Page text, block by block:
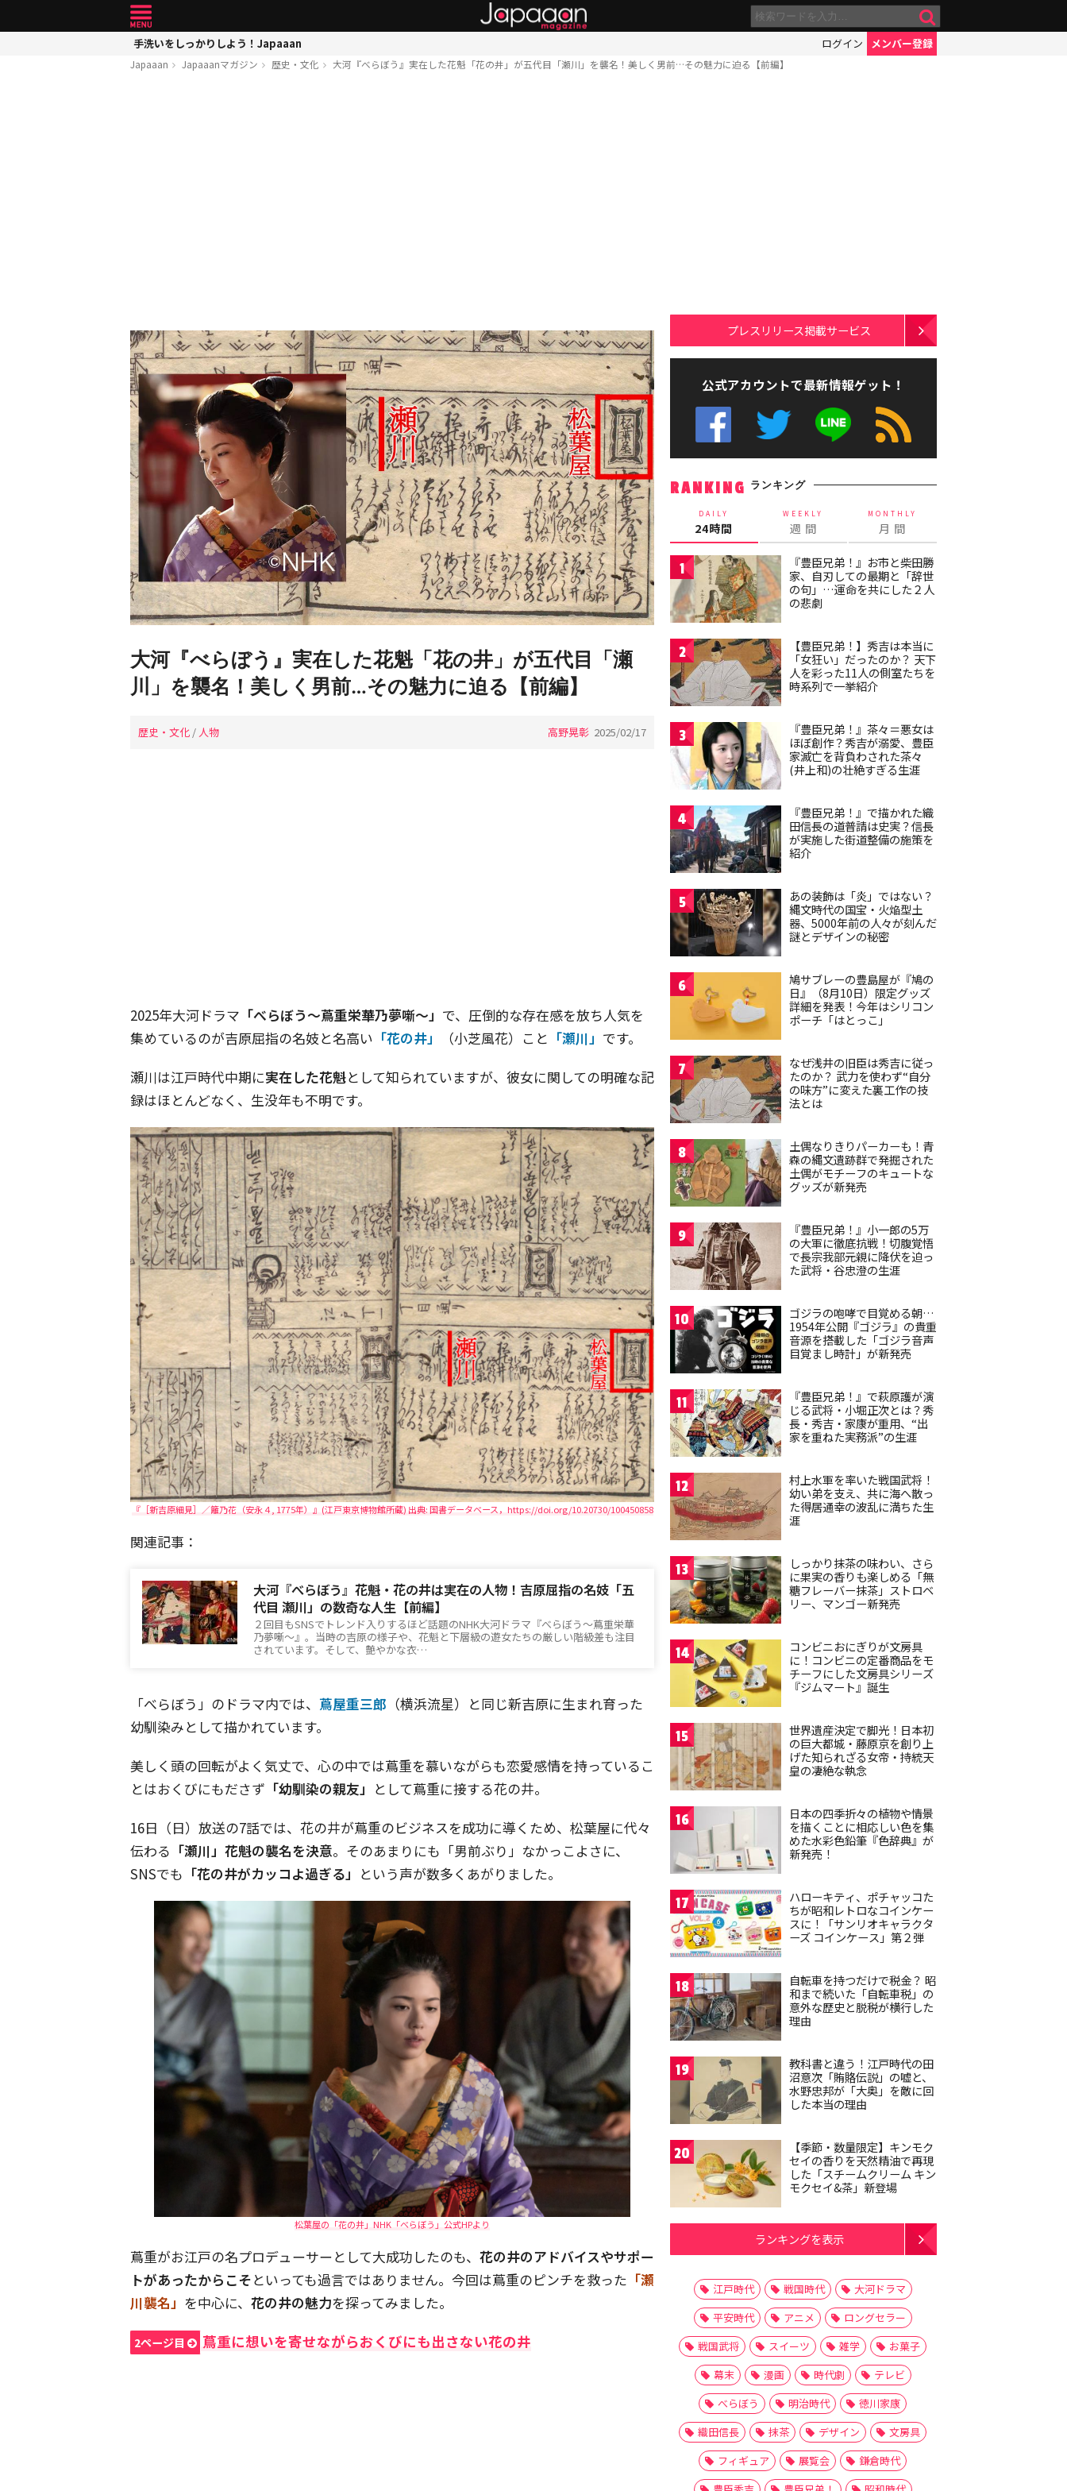
手洗いをしっかりしよう！Japaaan ログイン メンバー登録
Japaaan Japaaanマガジン 歴史・文化 大河『べらぼう』実在した花魁「花の井」が五代目「瀬川」を襲名！美しく男前…その魅力に迫る【前編】
大河『べらぼう』実在した花魁「花の井」が五代目「瀬
川」を襲名！美しく男前…その魅力に迫る【前編】
歴史・文化 / 人物 高野晃彰 2025/02/17
2025年大河ドラマ 「べらぼう〜蔦重栄華乃夢噺〜」 で、圧倒的な存在感を放ち人気を
集めているのが吉原屈指の名妓と名高い 「花の井」 （小芝風花）こと 「瀬川」 です。
瀬川は江戸時代中期に実在した花魁として知られていますが、彼女に関しての明確な記
録はほとんどなく、生没年も不明です。
『［新吉原細見］／籬乃花（安永４, 1775年）』(江戸東京博物館所蔵) 出典: 国書データベース，https://doi.org/10.20730/100450858
関連記事：
大河『べらぼう』花魁・花の井は実在の人物！吉原屈指の名妓「五
代目 瀬川」の数奇な人生【前編】
２回目もSNSでトレンド入りするほど話題のNHK大河ドラマ『べらぼう～蔦重栄華
乃夢噺～』。当時の吉原の様子や、花魁と下層級の遊女たちの厳しい階級差も注目
されています。そして、艶やかな衣…
「べらぼう」のドラマ内では、 蔦屋重三郎 （横浜流星）と同じ新吉原に生まれ育った
幼馴染みとして描かれています。
美しく頭の回転がよく気丈で、心の中では蔦重を慕いながらも恋愛感情を持っているこ
とはおくびにもださず 「幼馴染の親友」 として蔦重に接する花の井。
16日（日）放送の7話では、花の井が蔦重のビジネスを成功に導くため、松葉屋に代々
伝わる 「瀬川」花魁の襲名を決意。そのあまりにも「男前ぶり」なかっこよさに、
SNSでも 「花の井がカッコよ過ぎる」 という声が数多くあがりました。
松葉屋の「花の井」NHK「べらぼう」公式HPより
蔦重がお江戸の名プロデューサーとして大成功したのも、 花の井のアドバイスやサポー
トがあったからこそといっても過言ではありません。今回は蔦重のピンチを救った 「瀬
川襲名」 を中心に、 花の井の魅力を探ってみました。
2ページ目 蔦重に想いを寄せながらおくびにも出さない花の井
プレスリリース掲載サービス
公式アカウントで最新情報ゲット！
RANKING ランキング
DAILY
24時間
WEEKLY
週 間
MONTHLY
月 間
1
『豊臣兄弟！』お市と柴田勝
家、自刃しての最期と「辞世
の句」…運命を共にした２人
の悲劇
2
【豊臣兄弟！】秀吉は本当に
「女狂い」だったのか？ 天下
人を彩った11人の側室たちを
時系列で一挙紹介
3
『豊臣兄弟！』茶々＝悪女は
ほぼ創作？秀吉が溺愛、豊臣
家滅亡を背負わされた茶々
(井上和)の壮絶すぎる生涯
4
『豊臣兄弟！』で描かれた織
田信長の道普請は史実？信長
が実施した街道整備の施策を
紹介
5
あの装飾は「炎」ではない？
縄文時代の国宝・火焔型土
器、5000年前の人々が刻んだ
謎とデザインの秘密
6
鳩サブレーの豊島屋が『鳩の
日』（8月10日）限定グッズ
詳細を発表！今年はシリコン
ポーチ「はとっこ」
7
なぜ浅井の旧臣は秀吉に従っ
たのか？ 武力を使わず“自分
の味方”に変えた裏工作の技
法とは
8
土偶なりきりパーカーも！青
森の縄文遺跡群で発掘された
土偶がモチーフのキュートな
グッズが新発売
9
『豊臣兄弟！』小一郎の5万
の大軍に徹底抗戦！切腹覚悟
で長宗我部元親に降伏を迫っ
た武将・谷忠澄の生涯
10
ゴジラの咆哮で目覚める朝…
1954年公開『ゴジラ』の貴重
音源を搭載した「ゴジラ音声
目覚まし時計」が新発売
11
『豊臣兄弟！』で萩原護が演
じる武将・小堀正次とは？秀
長・秀吉・家康が重用、“出
家を重ねた実務派”の生涯
12
村上水軍を率いた戦国武将！
幼い弟を支え、共に海へ散っ
た得居通幸の波乱に満ちた生
涯
13
しっかり抹茶の味わい、さら
に果実の香りも楽しめる「無
糖フレーバー抹茶」ストロベ
リー、マンゴー新発売
14
コンビニおにぎりが文房具
に！コンビニの定番商品をモ
チーフにした文房具シリーズ
『ジムマート』誕生
15
世界遺産決定で脚光！日本初
の巨大都城・藤原京を創り上
げた知られざる女帝・持統天
皇の凄絶な執念
16
日本の四季折々の植物や情景
を描くことに相応しい色を集
めた水彩色鉛筆『色辞典』が
新発売！
17
ハローキティ、ポチャッコた
ちが昭和レトロなコインケー
スに！「サンリオキャラクタ
ーズ コインケース」第２弾
18
自転車を持つだけで税金？ 昭
和まで続いた「自転車税」の
意外な歴史と脱税が横行した
理由
19
教科書と違う！江戸時代の田
沼意次「賄賂伝説」の嘘と、
水野忠邦が「大奥」を敵に回
した本当の理由
20
【季節・数量限定】キンモク
セイの香りを天然精油で再現
した「スチームクリーム キン
モクセイ&茶」新登場
ランキングを表示
江戸時代 戦国時代
大河ドラマ
平安時代
アニメ
ロングセラー
戦国武将
スイーツ 雑学
お菓子
幕末
漫画 時代劇
テレビ
べらぼう
明治時代
徳川家康
織田信長
抹茶 デザイン
文房具
フィギュア
展覧会
鎌倉時代